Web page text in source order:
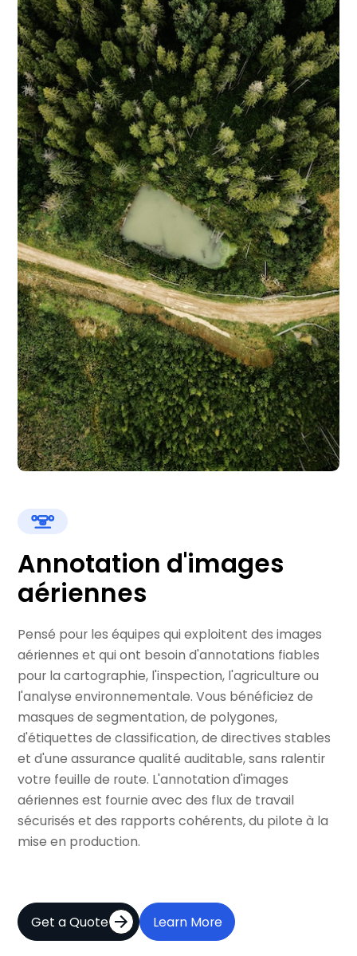
Annotation d'images
aériennes
Pensé pour les équipes qui exploitent des images
aériennes et qui ont besoin d'annotations fiables
pour la cartographie, l'inspection, l'agriculture ou
l'analyse environnementale. Vous bénéficiez de
masques de segmentation, de polygones,
d'étiquettes de classification, de directives stables
et d'une assurance qualité auditable, sans ralentir
votre feuille de route. L'annotation d'images
aériennes est fournie avec des flux de travail
sécurisés et des rapports cohérents, du pilote à la
mise en production.
Get a Quote Learn More